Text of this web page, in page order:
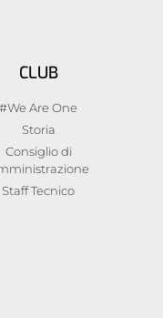
CLUB
#We Are One
Storia
Consiglio di
Staff Tecnico